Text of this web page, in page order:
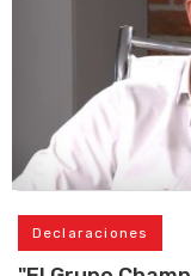
Declaraciones